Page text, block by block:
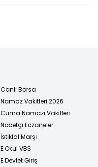
Canlı Borsa
Namaz Vakitleri 2026
Cuma Namazı Vakitleri
Nöbetçi Eczaneler
İstiklal Marşı
E Okul VBS
E Devlet Giriş